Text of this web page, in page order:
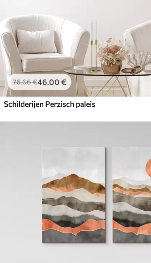
76.66€46.00 €
Schilderijen Perzisch paleis